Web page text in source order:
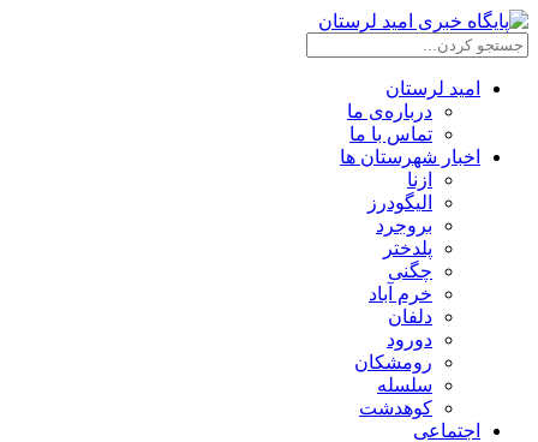
امید لرستان
درباره‌ی ما
تماس با ما
اخبار شهرستان ها
ازنا
الیگودرز
بروجرد
پلدختر
چگنی
خرم آباد
دلفان
دورود
رومشکان
سلسله
کوهدشت
اجتماعی